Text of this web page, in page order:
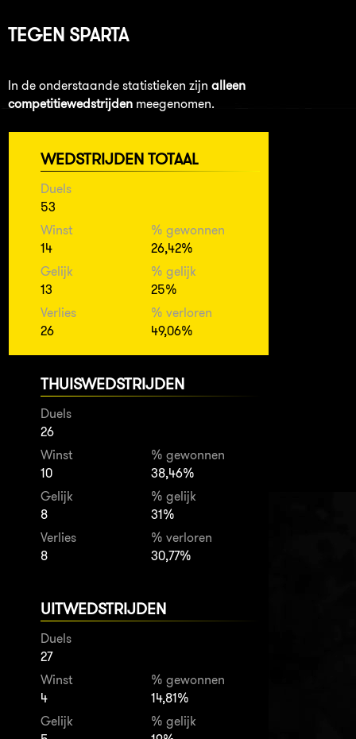
TEGEN SPARTA
In de onderstaande statistieken zijn alleen
competitiewedstrijden meegenomen.
WEDSTRIJDEN TOTAAL
Duels
53
Winst
14
% gewonnen
26,42%
Gelijk
13
% gelijk
25%
Verlies
26
% verloren
49,06%
THUISWEDSTRIJDEN
Duels
26
Winst
10
% gewonnen
38,46%
Gelijk
8
% gelijk
31%
Verlies
8
% verloren
30,77%
UITWEDSTRIJDEN
Duels
27
Winst
4
% gewonnen
14,81%
Gelijk
% gelijk